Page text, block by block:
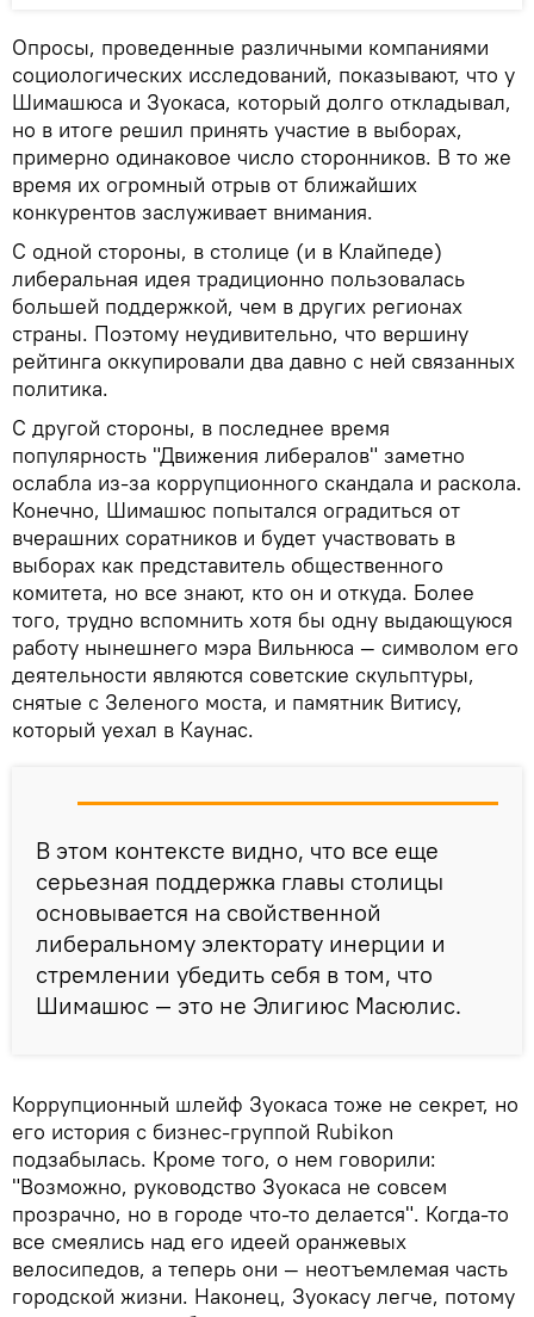
Опросы, проведенные различными компаниями
социологических исследований, показывают, что у
Шимашюса и Зуокаса, который долго откладывал,
но в итоге решил принять участие в выборах,
примерно одинаковое число сторонников. В то же
время их огромный отрыв от ближайших
конкурентов заслуживает внимания.
С одной стороны, в столице (и в Клайпеде)
либеральная идея традиционно пользовалась
большей поддержкой, чем в других регионах
страны. Поэтому неудивительно, что вершину
рейтинга оккупировали два давно с ней связанных
политика.
С другой стороны, в последнее время
популярность "Движения либералов" заметно
ослабла из-за коррупционного скандала и раскола.
Конечно, Шимашюс попытался оградиться от
вчерашних соратников и будет участвовать в
выборах как представитель общественного
комитета, но все знают, кто он и откуда. Более
того, трудно вспомнить хотя бы одну выдающуюся
работу нынешнего мэра Вильнюса — символом его
деятельности являются советские скульптуры,
снятые с Зеленого моста, и памятник Витису,
который уехал в Каунас.
В этом контексте видно, что все еще
серьезная поддержка главы столицы
основывается на свойственной
либеральному электорату инерции и
стремлении убедить себя в том, что
Шимашюс — это не Элигиюс Масюлис.
Коррупционный шлейф Зуокаса тоже не секрет, но
его история с бизнес-группой Rubikon
подзабылась. Кроме того, о нем говорили:
"Возможно, руководство Зуокаса не совсем
прозрачно, но в городе что-то делается". Когда-то
все смеялись над его идеей оранжевых
велосипедов, а теперь они — неотъемлемая часть
городской жизни. Наконец, Зуокасу легче, потому